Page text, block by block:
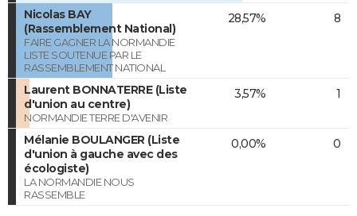
Nicolas BAY
(Rassemblement National)
FAIRE GAGNER LA NORMANDIE
LISTE SOUTENUE PAR LE
RASSEMBLEMENT NATIONAL
28,57% 8
Laurent BONNATERRE (Liste
d'union au centre)
NORMANDIE TERRE D'AVENIR
3,57% 1
Mélanie BOULANGER (Liste
d'union à gauche avec des
écologiste)
LA NORMANDIE NOUS
RASSEMBLE
0,00% 0